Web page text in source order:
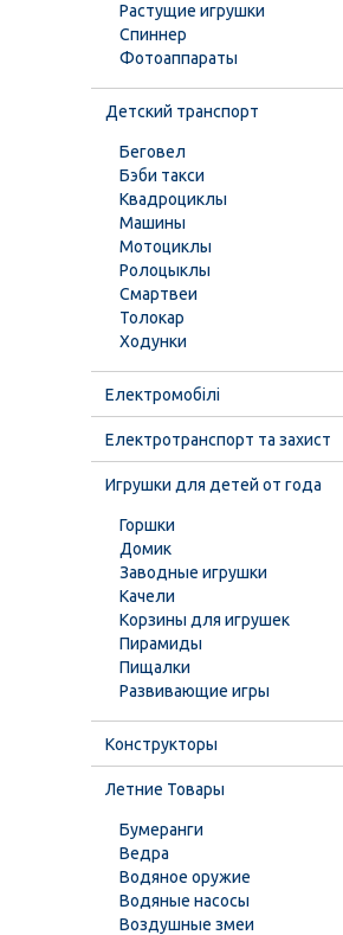
Растущие игрушки
Спиннер
Фотоаппараты
Детский транспорт
Беговел
Бэби такси
Квадроциклы
Машины
Мотоциклы
Ролоцыклы
Смартвеи
Толокар
Ходунки
Електромобілі
Електротранспорт та захист
Игрушки для детей от года
Горшки
Домик
Заводные игрушки
Качели
Корзины для игрушек
Пирамиды
Пищалки
Развивающие игры
Конструкторы
Летние Товары
Бумеранги
Ведра
Водяное оружие
Водяные насосы
Воздушные змеи